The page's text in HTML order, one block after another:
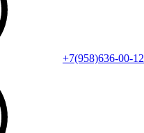
+7(958)636-00-12